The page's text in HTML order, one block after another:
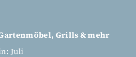
Grills & mehr
Juli